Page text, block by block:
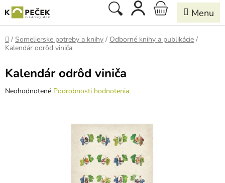
na
obsah
Hľadať
NÁKUPNÝ
KOŠÍK
Domov
/ Somelierske potreby a knihy / Odborné knihy a publikácie /
Kalendár odrôd viniča
Kalendár odrôd viniča
Priemerné
Neohodnotené Podrobnosti hodnotenia